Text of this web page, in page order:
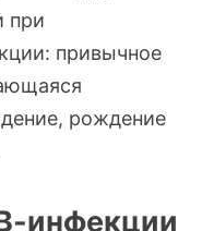
при
привычное
рождение
инфекции